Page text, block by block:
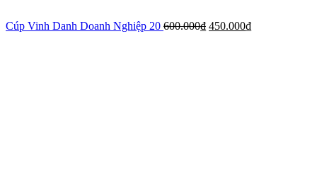
Cúp Vinh Danh Doanh Nghiệp 20 600.000₫ 450.000₫